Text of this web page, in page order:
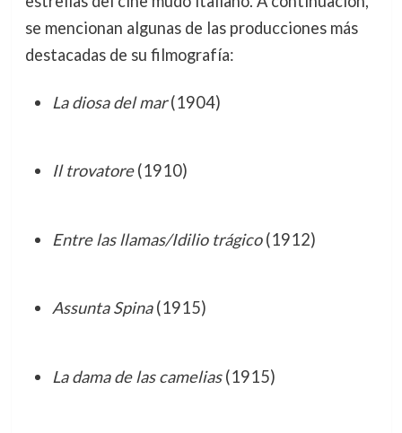
se mencionan algunas de las producciones más
destacadas de su filmografía:
La diosa del mar(1904)
Il trovatore(1910)
Entre las llamas/Idilio trágico(1912)
Assunta Spina(1915)
La dama de las camelias(1915)